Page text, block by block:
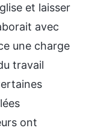
et laisser
avec
une charge
travail
ont